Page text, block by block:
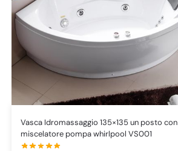
Vasca Idromassaggio 135×135 un posto con
miscelatore pompa whirlpool VS001